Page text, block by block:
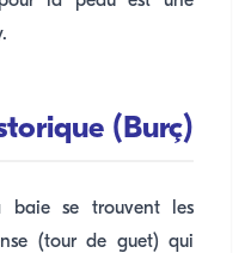
(Burç)
se trouvent les
(tour de guet) qui